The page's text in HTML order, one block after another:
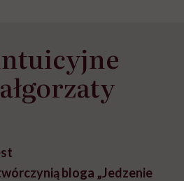
bloga „Jedzenie